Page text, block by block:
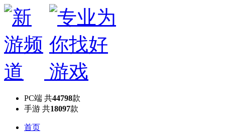
PC端 共44798款
手游 共18097款
首页